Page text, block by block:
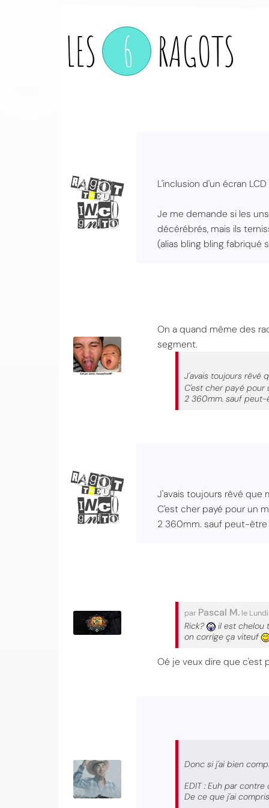
LES 6 RAGOTS
L'inclusion d'un écran
Je me demande si les
décérébrés, mais ils
(alias bling bling fabriqué
On a quand même des
segment.
J'avais toujours rêvé
C'est cher payé pour
2 360mm. sauf peut-
J'avais toujours rêvé que
C'est cher payé pour un
2 360mm. sauf peut-être
par Pascal M. le
Rick?
il est chelou
on corrige ça viteuf
Oé je veux dire que c'est
Donc si j'ai bien
EDIT : Euh par
De ce que j'ai